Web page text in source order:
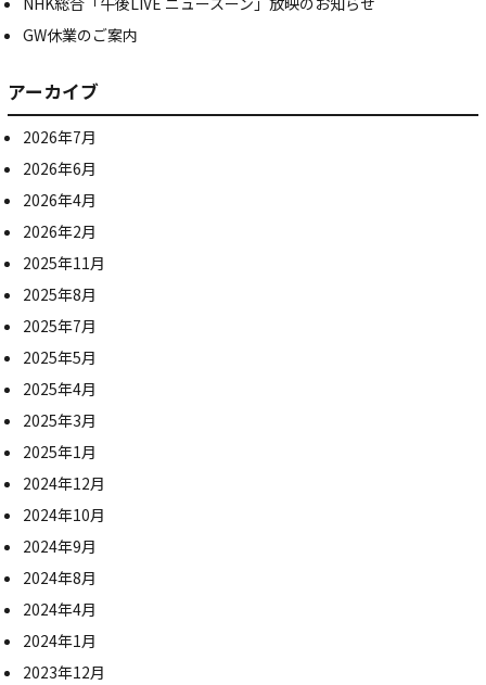
GW休業のご案内
アーカイブ
2026年7月
2026年6月
2026年4月
2026年2月
2025年11月
2025年8月
2025年7月
2025年5月
2025年4月
2025年3月
2025年1月
2024年12月
2024年10月
2024年9月
2024年8月
2024年4月
2024年1月
2023年12月